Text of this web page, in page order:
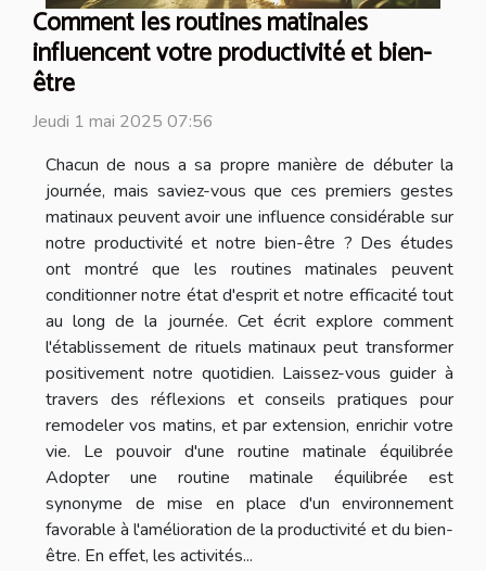
Comment les routines matinales
influencent votre productivité et bien-
être
Jeudi 1 mai 2025 07:56
Chacun de nous a sa propre manière de débuter la
journée, mais saviez-vous que ces premiers gestes
matinaux peuvent avoir une influence considérable sur
notre productivité et notre bien-être ? Des études
ont montré que les routines matinales peuvent
conditionner notre état d'esprit et notre efficacité tout
au long de la journée. Cet écrit explore comment
l'établissement de rituels matinaux peut transformer
positivement notre quotidien. Laissez-vous guider à
travers des réflexions et conseils pratiques pour
remodeler vos matins, et par extension, enrichir votre
vie. Le pouvoir d'une routine matinale équilibrée
Adopter une routine matinale équilibrée est
synonyme de mise en place d'un environnement
favorable à l'amélioration de la productivité et du bien-
être. En effet, les activités...